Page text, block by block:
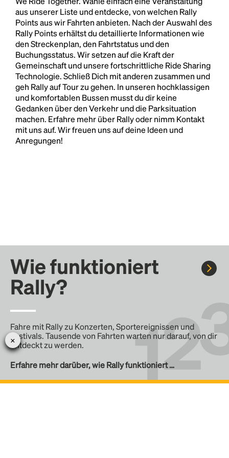
aus unserer Liste und entdecke, von welchen Rally
Points aus wir Fahrten anbieten. Nach der Auswahl des
Rally Points erhältst du detaillierte Informationen wie
den Streckenplan, den Fahrtstatus und den
Buchungsstatus. Wir setzen auf die Kraft der
Gemeinschaft und unsere fortschrittliche Ride Sharing
Technologie. Schließ Dich mit anderen zusammen und
geh Rally auf Tour zu gehen. In unseren hochklassigen
und komfortablen Bussen musst du dir keine
Gedanken über den Verkehr und die Parksituation
machen. Erfahre mehr über Rally oder nimm Kontakt
mit uns auf. Wir freuen uns auf deine Ideen und
Anregungen!
Wie funktioniert
Rally?
Fahre mit Rally zu Konzerten, Sportereignissen und
Festivals. Tausende von Fahrten warten nur darauf, von dir
entdeckt zu werden.
Erfahre mehr darüber, wie Rally funktioniert …